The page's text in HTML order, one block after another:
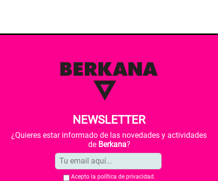
NEWSLETTER
¿Quieres estar informado de las novedades y actividades
de Berkana?
Acepto la política de privacidad .